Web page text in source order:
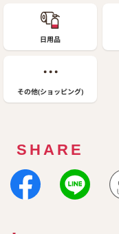
日用品
その他(ショッピング)
SHARE